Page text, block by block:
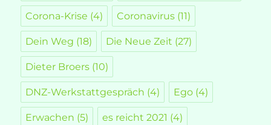
Corona-Krise (4) Coronavirus (11)
Dein Weg (18) Die Neue Zeit (27)
Dieter Broers (10)
DNZ-Werkstattgespräch (4) Ego (4)
Erwachen (5) es reicht 2021 (4)